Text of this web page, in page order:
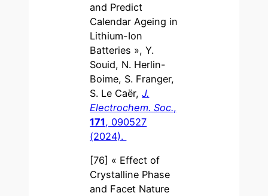
and Predict
Calendar Ageing in
Lithium-Ion
Batteries », Y.
Souid, N. Herlin-
Boime, S. Franger,
S. Le Caër,J.
Electrochem. Soc.,
171, 090527
(2024).
[76] « Effect of
Crystalline Phase
and Facet Nature